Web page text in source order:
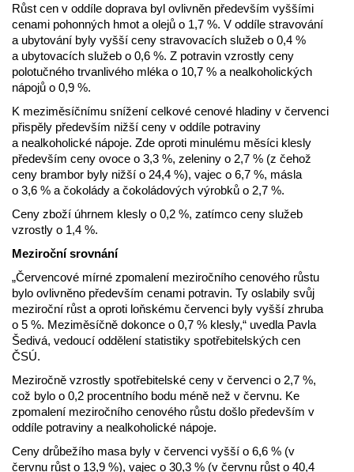
Růst cen v oddíle doprava byl ovlivněn především vyššími
cenami pohonných hmot a olejů o 1,7 %. V oddíle stravování
a ubytování byly vyšší ceny stravovacích služeb o 0,4 %
a ubytovacích služeb o 0,6 %. Z potravin vzrostly ceny
polotučného trvanlivého mléka o 10,7 % a nealkoholických
nápojů o 0,9 %.
K meziměsíčnímu snížení celkové cenové hladiny v červenci
přispěly především nižší ceny v oddíle potraviny
a nealkoholické nápoje. Zde oproti minulému měsíci klesly
především ceny ovoce o 3,3 %, zeleniny o 2,7 % (z čehož
ceny brambor byly nižší o 24,4 %), vajec o 6,7 %, másla
o 3,6 % a čokolády a čokoládových výrobků o 2,7 %.
Ceny zboží úhrnem klesly o 0,2 %, zatímco ceny služeb
vzrostly o 1,4 %.
Meziroční srovnání
„Červencové mírné zpomalení meziročního cenového růstu
bylo ovlivněno především cenami potravin. Ty oslabily svůj
meziroční růst a oproti loňskému červenci byly vyšší zhruba
o 5 %. Meziměsíčně dokonce o 0,7 % klesly,“ uvedla Pavla
Šedivá, vedoucí oddělení statistiky spotřebitelských cen
ČSÚ.
Meziročně vzrostly spotřebitelské ceny v červenci o 2,7 %,
což bylo o 0,2 procentního bodu méně než v červnu. Ke
zpomalení meziročního cenového růstu došlo především v
oddíle potraviny a nealkoholické nápoje.
Ceny drůbežího masa byly v červenci vyšší o 6,6 % (v
červnu růst o 13,9 %), vajec o 30,3 % (v červnu růst o 40,4